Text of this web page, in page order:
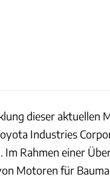
dieser aktuellen
Industries
Rahmen einer
Motoren für